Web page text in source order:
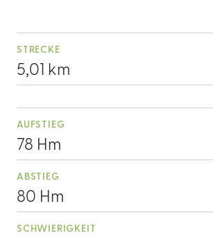
STRECKE
5,01 km
AUFSTIEG
78 Hm
ABSTIEG
80 Hm
SCHWIERIGKEIT